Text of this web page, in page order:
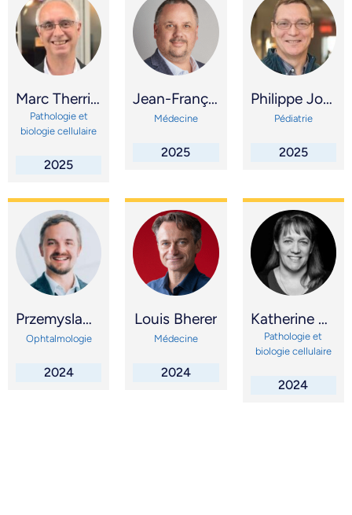
Marc Therrien
Pathologie et
biologie cellulaire
2025
Jean-François Côté
Médecine
2025
Philippe Jouvet
Pédiatrie
2025
Przemyslaw (Mike) Sapieha
Ophtalmologie
2024
Louis Bherer
Médecine
2024
Katherine Borden
Pathologie et
biologie cellulaire
2024